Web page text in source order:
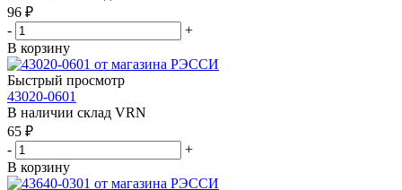
96 ₽
-
+
В корзину
Быстрый просмотр
43020-0601
В наличии склад VRN
65 ₽
-
+
В корзину